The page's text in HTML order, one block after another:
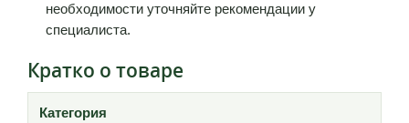
необходимости уточняйте рекомендации у
специалиста.
Кратко о товаре
Категория